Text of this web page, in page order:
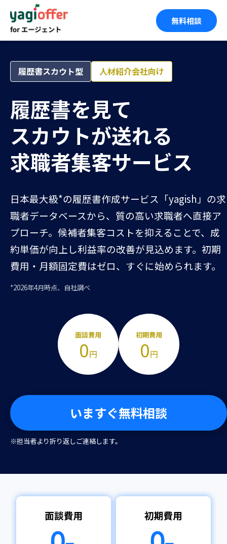
無料相談
履歴書スカウト型 人材紹介会社向け
履歴書を見て
スカウトが送れる
求職者集客サービス
日本最大級*の履歴書作成サービス「yagish」の求
職者データベースから、質の高い求職者へ直接ア
プローチ。候補者集客コストを抑えることで、成
約単価が向上し利益率の改善が見込めます。初期
費用・月額固定費はゼロ、すぐに始められます。
*2026年4月時点、自社調べ
面談費用
0円
初期費用
0円
いますぐ無料相談
※担当者より折り返しご連絡します。